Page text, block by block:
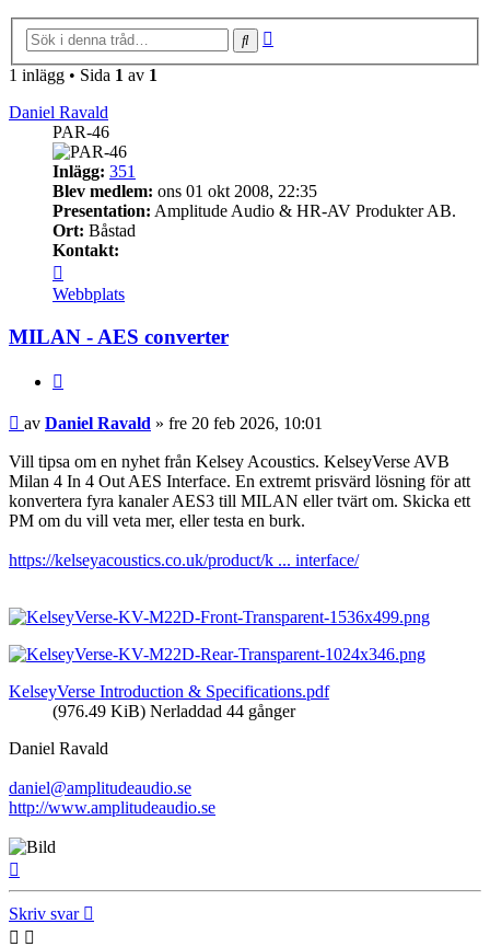
Sök
1 inlägg • Sida 1 av 1
Daniel Ravald
PAR-46
Inlägg: 351
Blev medlem: ons 01 okt 2008, 22:35
Presentation: Amplitude Audio & HR-AV Produkter AB.
Ort: Båstad
Kontakt:
Daniel
Ravald
Webbplats
MILAN - AES converter
Inlägg
av Daniel Ravald » fre 20 feb 2026, 10:01
Vill tipsa om en nyhet från Kelsey Acoustics. KelseyVerse AVB
Milan 4 In 4 Out AES Interface. En extremt prisvärd lösning för att
konvertera fyra kanaler AES3 till MILAN eller tvärt om. Skicka ett
PM om du vill veta mer, eller testa en burk.
https://kelseyacoustics.co.uk/product/k ... interface/
KelseyVerse Introduction & Specifications.pdf
(976.49 KiB) Nerladdad 44 gånger
Daniel Ravald
daniel@amplitudeaudio.se
http://www.amplitudeaudio.se
Skriv svar